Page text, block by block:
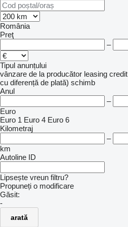
România
Preţ
–
Tipul anunțului
vânzare de la producător leasing credit
cu diferență de plată) schimb
Anul
–
Euro
Euro 1 Euro 4 Euro 6
Kilometraj
–
km
Autoline ID
Lipsește vreun filtru?
Propuneți o modificare
Găsit:
-
arată